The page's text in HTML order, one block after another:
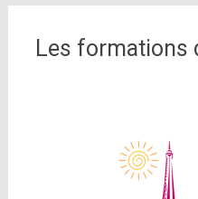
Les formations